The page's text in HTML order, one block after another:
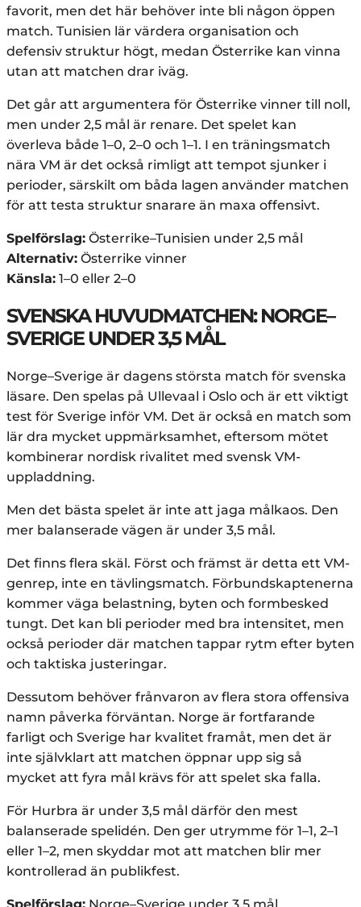
favorit, men det här behöver inte bli någon öppen
match. Tunisien lär värdera organisation och
defensiv struktur högt, medan Österrike kan vinna
utan att matchen drar iväg.
Det går att argumentera för Österrike vinner till noll,
men under 2,5 mål är renare. Det spelet kan
överleva både 1–0, 2–0 och 1–1. I en träningsmatch
nära VM är det också rimligt att tempot sjunker i
perioder, särskilt om båda lagen använder matchen
för att testa struktur snarare än maxa offensivt.
Spelförslag: Österrike–Tunisien under 2,5 mål
Alternativ: Österrike vinner
Känsla: 1–0 eller 2–0
SVENSKA HUVUDMATCHEN: NORGE–
SVERIGE UNDER 3,5 MÅL
Norge–Sverige är dagens största match för svenska
läsare. Den spelas på Ullevaal i Oslo och är ett viktigt
test för Sverige inför VM. Det är också en match som
lär dra mycket uppmärksamhet, eftersom mötet
kombinerar nordisk rivalitet med svensk VM-
uppladdning.
Men det bästa spelet är inte att jaga målkaos. Den
mer balanserade vägen är under 3,5 mål.
Det finns flera skäl. Först och främst är detta ett VM-
genrep, inte en tävlingsmatch. Förbundskaptenerna
kommer väga belastning, byten och formbesked
tungt. Det kan bli perioder med bra intensitet, men
också perioder där matchen tappar rytm efter byten
och taktiska justeringar.
Dessutom behöver frånvaron av flera stora offensiva
namn påverka förväntan. Norge är fortfarande
farligt och Sverige har kvalitet framåt, men det är
inte självklart att matchen öppnar upp sig så
mycket att fyra mål krävs för att spelet ska falla.
För Hurbra är under 3,5 mål därför den mest
balanserade spelidén. Den ger utrymme för 1–1, 2–1
eller 1–2, men skyddar mot att matchen blir mer
kontrollerad än publikfest.